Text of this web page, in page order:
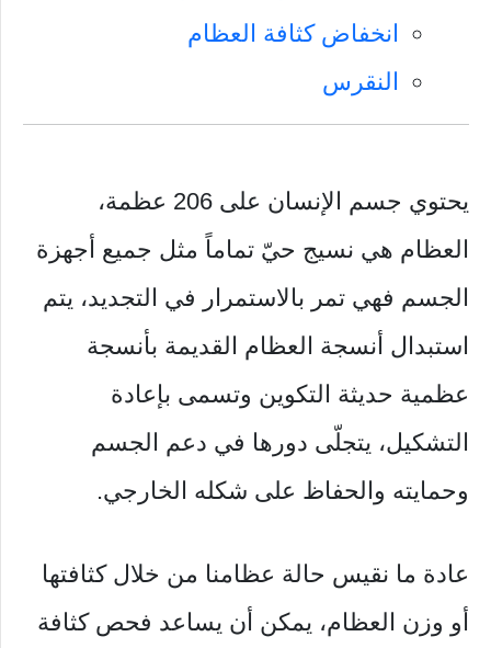
انخفاض كثافة العظام
النقرس
يحتوي جسم الإنسان على 206 عظمة،
العظام هي نسيج حيّ تماماً مثل جميع أجهزة
الجسم فهي تمر بالاستمرار في التجديد، يتم
استبدال أنسجة العظام القديمة بأنسجة
عظمية حديثة التكوين وتسمى بإعادة
التشكيل، يتجلّى دورها في دعم الجسم
وحمايته والحفاظ على شكله الخارجي.
عادة ما نقيس حالة عظامنا من خلال كثافتها
أو وزن العظام، يمكن أن يساعد فحص كثافة